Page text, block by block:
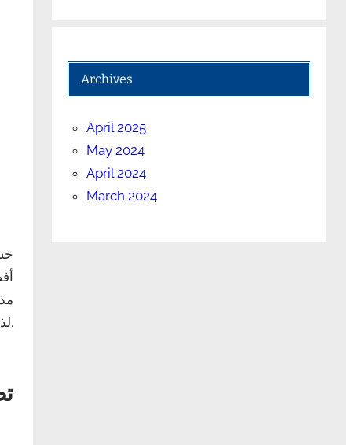
لذلك، تساعد في تقليل الشهية وزيادة الطاقة، مما يجعل عملية التخسيس أسهل.
Archives
April 2025
May 2024
April 2024
March 2024